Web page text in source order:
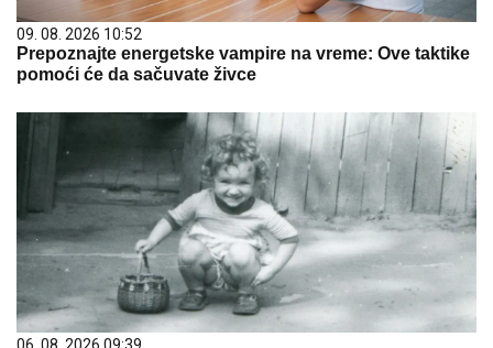
09. 08. 2026 10:52
Prepoznajte energetske vampire na vreme: Ove taktike
pomoći će da sačuvate živce